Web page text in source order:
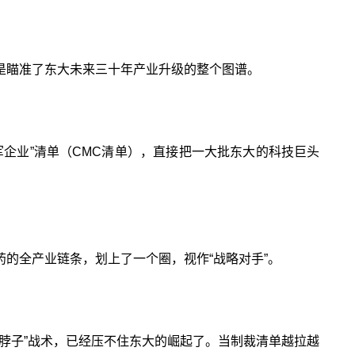
准了东大未来三十年产业升级的整个图谱。
业”清单（CMC清单），直接把一大批东大的科技巨头
全产业链条，划上了一个圈，视作“战略对手”。
子”战术，已经压不住东大的崛起了。当制裁清单越拉越